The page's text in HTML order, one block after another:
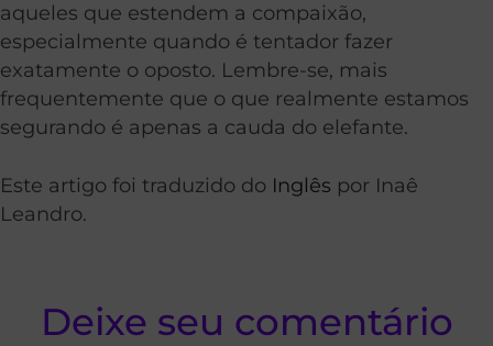
aqueles que estendem a compaixão,
especialmente quando é tentador fazer
exatamente o oposto. Lembre-se, mais
frequentemente que o que realmente estamos
segurando é apenas a cauda do elefante.
Este artigo foi traduzido do Inglês por Inaê
Leandro.
Deixe seu comentário